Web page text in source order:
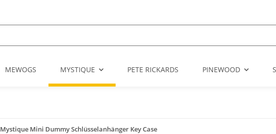
MEWOGS MYSTIQUE PETE RICKARDS PINEWOOD
Mystique Mini Dummy Schlüsselanhänger Key Case